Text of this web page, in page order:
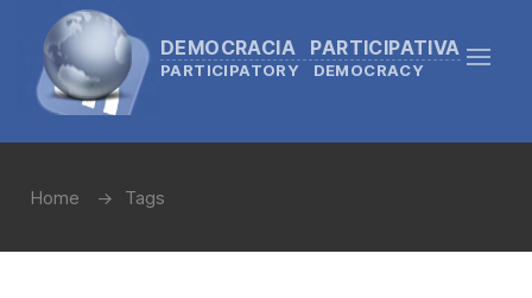
DEMOCRACIA PARTICIPATIVA
PARTICIPATORY DEMOCRACY
Home Tags